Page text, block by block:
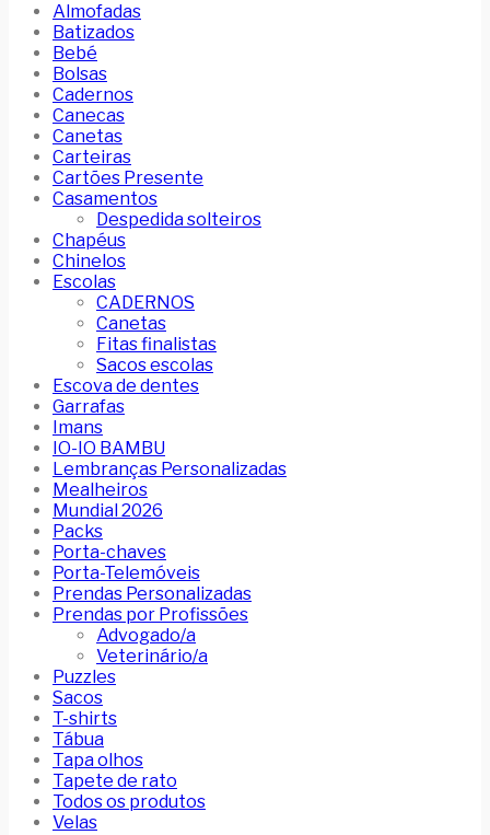
Almofadas
Batizados
Bebé
Bolsas
Cadernos
Canecas
Canetas
Carteiras
Cartões Presente
Casamentos
Despedida solteiros
Chapéus
Chinelos
Escolas
CADERNOS
Canetas
Fitas finalistas
Sacos escolas
Escova de dentes
Garrafas
Imans
IO-IO BAMBU
Lembranças Personalizadas
Mealheiros
Mundial 2026
Packs
Porta-chaves
Porta-Telemóveis
Prendas Personalizadas
Prendas por Profissões
Advogado/a
Veterinário/a
Puzzles
Sacos
T-shirts
Tábua
Tapa olhos
Tapete de rato
Todos os produtos
Velas